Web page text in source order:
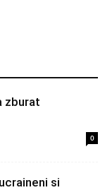
zburat
0
si